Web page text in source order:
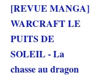
[REVUE MANGA]
WARCRAFT LE
PUITS DE
SOLEIL - La
chasse au dragon